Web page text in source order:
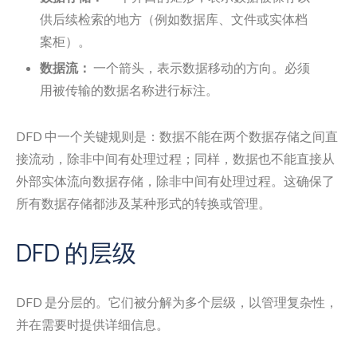
供后续检索的地方（例如数据库、文件或实体档
案柜）。
数据流： 一个箭头，表示数据移动的方向。必须
用被传输的数据名称进行标注。
DFD 中一个关键规则是：数据不能在两个数据存储之间直
接流动，除非中间有处理过程；同样，数据也不能直接从
外部实体流向数据存储，除非中间有处理过程。这确保了
所有数据存储都涉及某种形式的转换或管理。
DFD 的层级
DFD 是分层的。它们被分解为多个层级，以管理复杂性，
并在需要时提供详细信息。